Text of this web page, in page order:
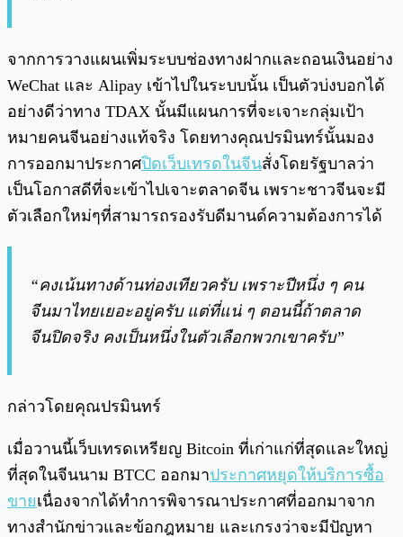
จากการวางแผนเพิ่มระบบช่องทางฝากและถอนเงินอย่าง
WeChat และ Alipay เข้าไปในระบบนั้น เป็นตัวบ่งบอกได้
อย่างดีว่าทาง TDAX นั้นมีแผนการที่จะเจาะกลุ่มเป้า
หมายคนจีนอย่างแท้จริง โดยทางคุณปรมินทร์นั้นมอง
การออกมาประกาศปิดเว็บเทรดในจีนสั่งโดยรัฐบาลว่า
เป็นโอกาสดีที่จะเข้าไปเจาะตลาดจีน เพราะชาวจีนจะมี
ตัวเลือกใหม่ๆที่สามารถรองรับดีมานด์ความต้องการได้
“คงเน้นทางด้านท่องเทียวครับ เพราะปีหนึ่ง ๆ คน
จีนมาไทยเยอะอยู่ครับ แต่ที่แน่ ๆ ตอนนี้ถ้าตลาด
จีนปิดจริง คงเป็นหนึ่งในตัวเลือกพวกเขาครับ”
กล่าวโดยคุณปรมินทร์
เมื่อวานนี้เว็บเทรดเหรียญ Bitcoin ที่เก่าแก่ที่สุดและใหญ่
ที่สุดในจีนนาม BTCC ออกมาประกาศหยุดให้บริการซื้อ
ขายเนื่องจากได้ทำการพิจารณาประกาศที่ออกมาจาก
ทางสำนักข่าวและข้อกฎหมาย และเกรงว่าจะมีปัญหา